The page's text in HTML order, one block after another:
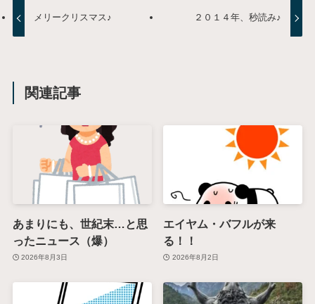
メリークリスマス♪ ２０１４年、秒読み♪
関連記事
あまりにも、世紀末…と思
ったニュース（爆）
2026年8月3日
エイヤム・バフルが来
る！！
2026年8月2日